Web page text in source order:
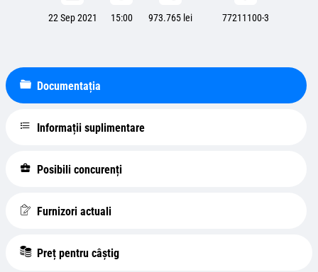
22 Sep 2021 15:00 973.765 lei 77211100-3
Documentația
Informații suplimentare
Posibili concurenți
Furnizori actuali
Preț pentru câștig